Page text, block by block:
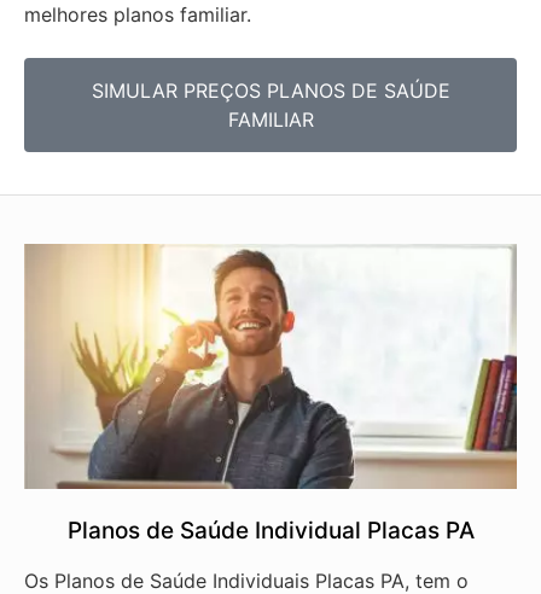
melhores planos familiar.
SIMULAR PREÇOS PLANOS DE SAÚDE
FAMILIAR
Planos de Saúde Individual Placas PA
Os Planos de Saúde Individuais Placas PA, tem o